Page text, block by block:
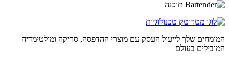
המומחים שלך לייעול העסק עם מוצרי ההדפסה, סריקה ומולטימדיה
המובילים בעולם